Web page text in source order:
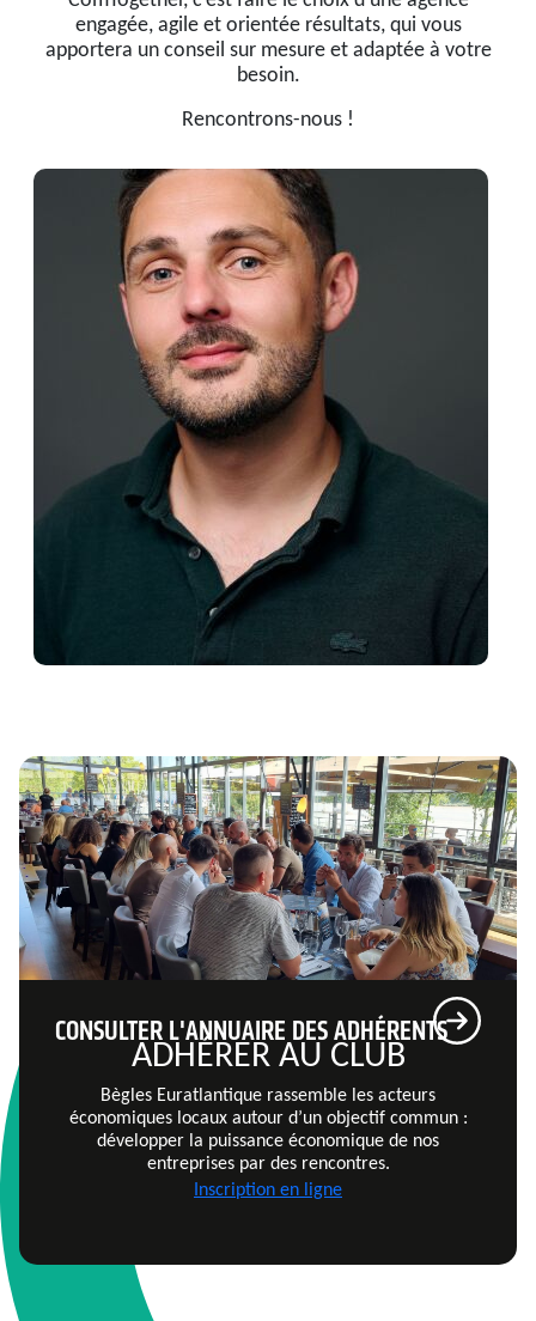
engagée, agile et orientée résultats, qui vous
apportera un conseil sur mesure et adaptée à votre
besoin.
Rencontrons-nous !
CONSULTER L'ANNUAIRE DES ADHÉRENTS
ADHÉRER AU CLUB
Bègles Euratlantique rassemble les acteurs
économiques locaux autour d’un objectif commun :
développer la puissance économique de nos
entreprises par des rencontres.
Inscription en ligne